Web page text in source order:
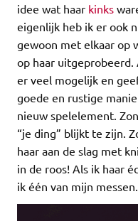
idee wat haar kinks
eigenlijk heb ik er ook
gewoon met elkaar op
op haar
er veel mogelijk en
goede en rustige
nieuw spelelement.
“je ding” blijkt te zijn.
haar aan de slag met
in de roos! Als ik haar
ik één van mijn messen.